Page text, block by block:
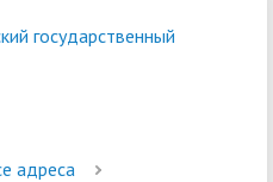
государственный
адреса